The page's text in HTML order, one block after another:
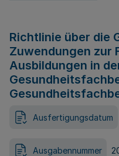
Richtlinie über die
Zuwendungen zur
Ausbildungen in
Ausfertigungsdatum
Ausgabennummer